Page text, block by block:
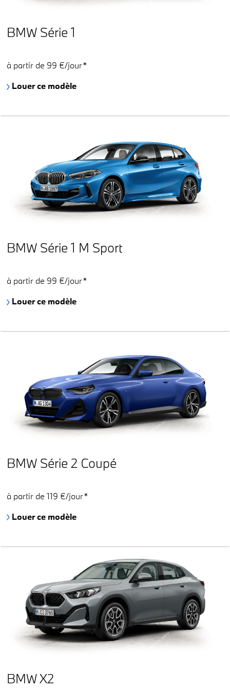
BMW Série 1
à partir de 99 €/jour*
Louer ce modèle
BMW Série 1 M Sport
à partir de 99 €/jour*
Louer ce modèle
BMW Série 2 Coupé
à partir de 119 €/jour*
Louer ce modèle
BMW X2